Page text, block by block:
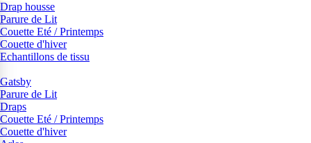
Drap housse
Parure de Lit
Couette Eté / Printemps
Couette d'hiver
Echantillons de tissu
Gatsby
Parure de Lit
Draps
Couette Eté / Printemps
Couette d'hiver